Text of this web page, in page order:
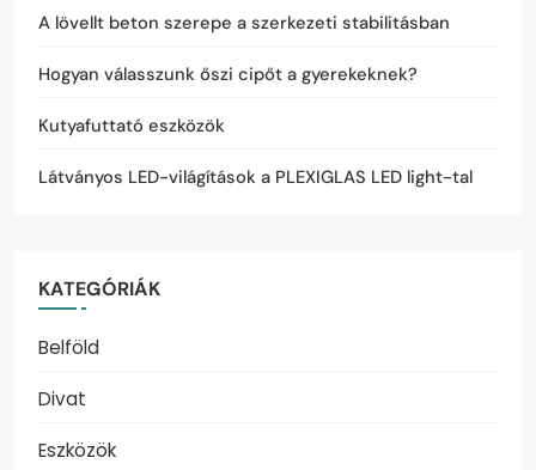
A lövellt beton szerepe a szerkezeti stabilitásban
Hogyan válasszunk őszi cipőt a gyerekeknek?
Kutyafuttató eszközök
Látványos LED-világítások a PLEXIGLAS LED light-tal
KATEGÓRIÁK
Belföld
Divat
Eszközök